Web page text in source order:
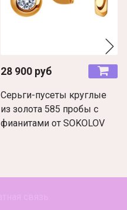
28 900 руб
Серьги-пусеты круглые
из золота 585 пробы с
фианитами от SOKOLOV